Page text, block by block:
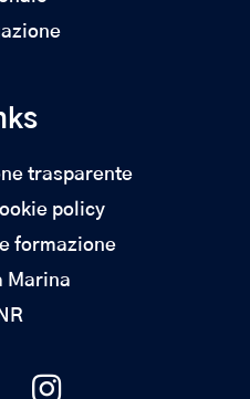
trasparente
policy
formazione
Marina